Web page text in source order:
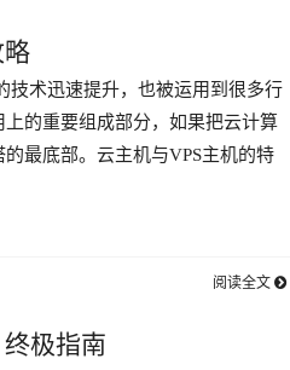
技术迅速提升，也被运用到很多行
的重要组成部分，如果把云计算
最底部。云主机与VPS主机的特
阅读全文
极指南